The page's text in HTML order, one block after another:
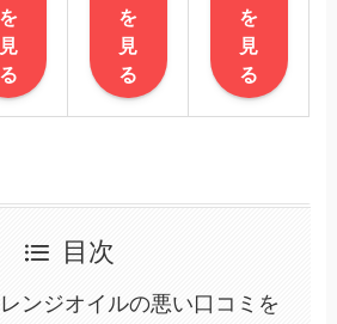
を
見
る
を
見
る
を
見
る
目次
ンジオイルの悪い口コミを